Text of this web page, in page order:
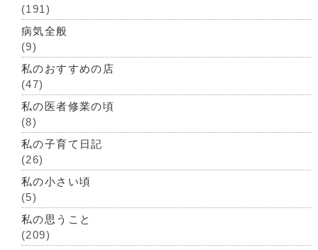
(191)
病気全般
(9)
私のおすすめの店
(47)
私の医者修業の頃
(8)
私の子育て日記
(26)
私の小さい頃
(5)
私の思うこと
(209)